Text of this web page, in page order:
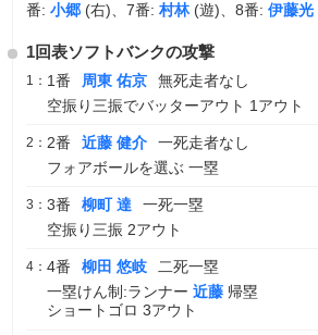
番: 小郷 (右)、7番: 村林 (遊)、8番: 伊藤光
1回表ソフトバンクの攻撃
1： 1番 周東 佑京
無死走者なし
空振り三振でバッターアウト 1アウト
2： 2番 近藤 健介
一死走者なし
フォアボールを選ぶ 一塁
3： 3番 柳町 達
一死一塁
空振り三振 2アウト
4： 4番 柳田 悠岐
二死一塁
一塁けん制:ランナー 近藤 帰塁
ショートゴロ 3アウト